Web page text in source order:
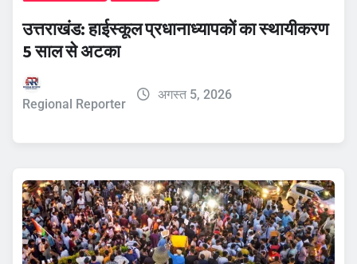
उत्तराखंड: हाईस्कूल प्रधानाध्यापकों का स्थायीकरण
5 साल से अटका
Regional Reporter
अगस्त 5, 2026